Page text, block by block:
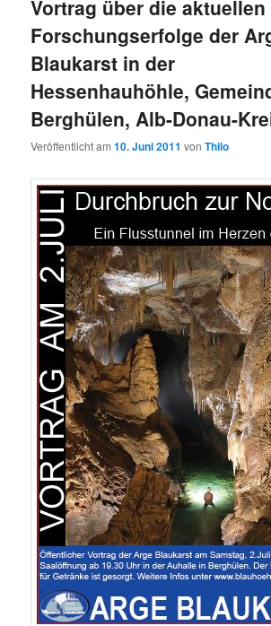
Vortrag über die aktuellen
Forschungserfolge der
Blaukarst in der
Hessenhauhöhle,
Berghülen, Alb-Donau-
Veröffentlicht am10. Juni 2011 vonThilo